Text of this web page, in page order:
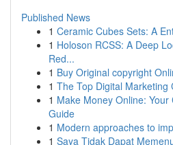
Published News
1 Ceramic Cubes Sets: A
1 Holoson RCSS: A Deep
Red...
1 Buy Original copyright
1 The Top Digital Marketing
1 Make Money Online:
Guide
1 Modern approaches to
1 Saya Tidak Dapat